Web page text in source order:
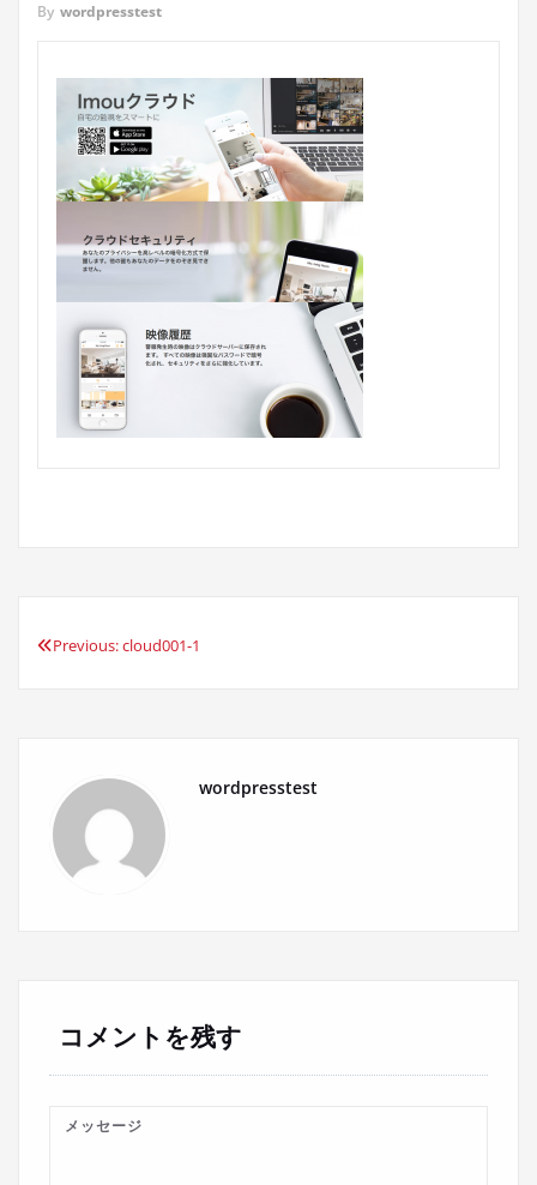
By wordpresstest
投
ビ
ゲ
ン
Previous:cloud001-1
wordpresstest
コメントを残す